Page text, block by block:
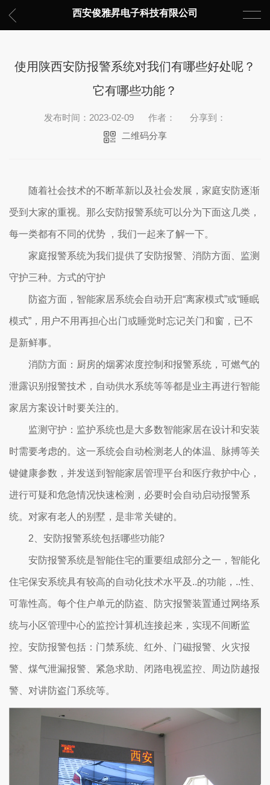
西安俊雅昇电子科技有限公司
使用陕西安防报警系统对我们有哪些好处呢？
它有哪些功能？
发布时间：2023-02-09 作者：
分享到：
二维码分享
随着社会技术的不断革新以及社会发展，家庭安防逐渐
受到大家的重视。那么安防报警系统可以分为下面这几类，
每一类都有不同的优势 ，我们一起来了解一下。
家庭报警系统为我们提供了安防报警、消防方面、监测
守护三种。方式的守护
防盗方面，智能家居系统会自动开启“离家模式”或“睡眠
模式”，用户不用再担心出门或睡觉时忘记关门和窗，已不
是新鲜事。
消防方面：厨房的烟雾浓度控制和报警系统，可燃气的
泄露识别报警技术，自动供水系统等等都是业主再进行智能
家居方案设计时要关注的。
监测守护：监护系统也是大多数智能家居在设计和安装
时需要考虑的。这一系统会自动检测老人的体温、脉搏等关
键健康参数，并发送到智能家居管理平台和医疗救护中心，
进行可疑和危急情况快速检测，必要时会自动启动报警系
统。对家有老人的别墅，是非常关键的。
2、安防报警系统包括哪些功能?
安防报警系统是智能住宅的重要组成部分之一，智能化
住宅保安系统具有较高的自动化技术水平及..的功能，..性、
可靠性高。每个住户单元的防盗、防灾报警装置通过网络系
统与小区管理中心的监控计算机连接起来，实现不间断监
控。安防报警包括：门禁系统、红外、门磁报警、火灾报
警、煤气泄漏报警、紧急求助、闭路电视监控、周边防越报
警、对讲防盗门系统等。